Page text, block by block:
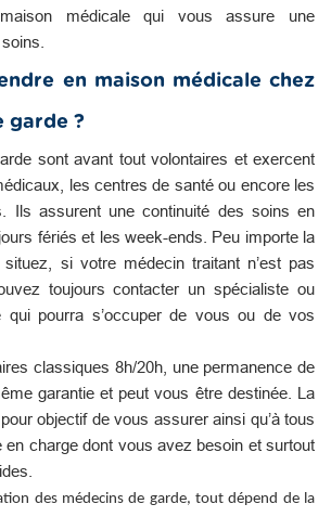
médicale qui vous assure une
en maison médicale chez
garde ?
sont avant tout volontaires et exercent
les centres de santé ou encore les
Ils assurent une continuité des soins en
fériés et les week-ends. Peu importe la
si votre médecin traitant n’est pas
toujours contacter un spécialiste ou
qui pourra s’occuper de vous ou de vos
classiques 8h/20h, une permanence de
garantie et peut vous être destinée. La
objectif de vous assurer ainsi qu’à tous
en charge dont vous avez besoin et surtout
des médecins de garde, tout dépend de la